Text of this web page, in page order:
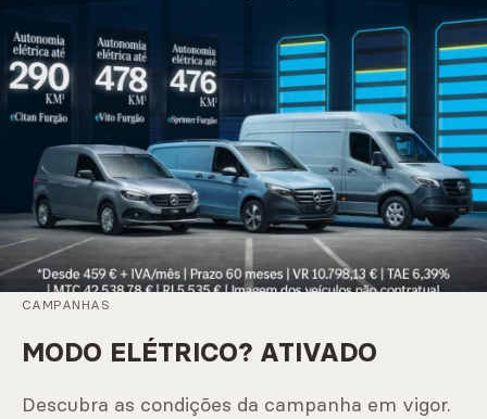
CAMPANHAS
MODO ELÉTRICO? ATIVADO
Descubra as condições da campanha em vigor.